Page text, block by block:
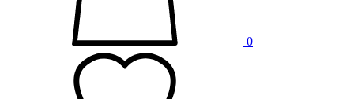
0